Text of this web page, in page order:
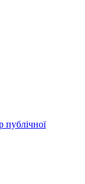
публічної